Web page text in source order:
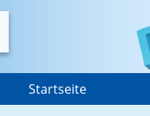
Startseite